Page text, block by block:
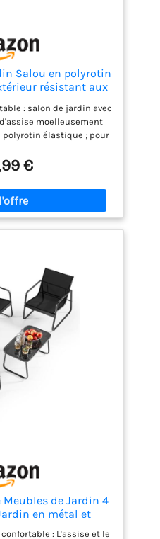
Salou en polyrotin
résistant aux
Coussins - pour
- Crème/Sable
: salon de jardin avec
moelleusement
polyrotin élastique ; pour
intempéries : salon en
intempéries ; housses
pour une utilisation en
longévité : mobilier
robuste (revêtement
: salon de jardin au
tressage en polyrotin
& élégant ; très
espace extérieur
en matériau facile
se nettoie d'un simple
plateau en verre facile à
en tissu polyester
€
Meubles de Jardin 4
en métal et
et 1 Table en
: L'assise et le